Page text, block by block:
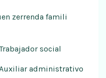
zerrenda famili
social
administrativo